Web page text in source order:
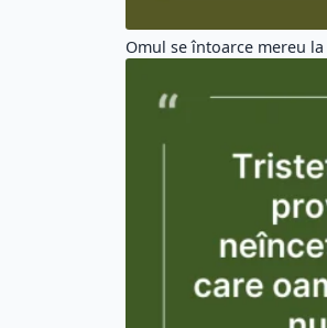
Omul se întoarce mereu